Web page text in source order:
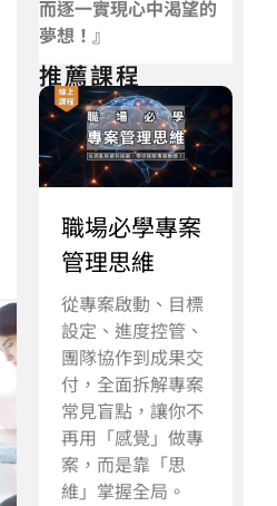
而逐一實現心中渴望的
夢想！』
推薦課程
職場必學專案
管理思維
從專案啟動、目標
設定、進度控管、
團隊協作到成果交
付，全面拆解專案
常見盲點，讓你不
再用「感覺」做專
案，而是靠「思
維」掌握全局。